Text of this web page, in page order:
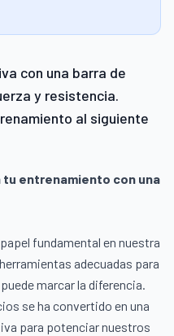
con una barra de
y resistencia.
al siguiente
entrenamiento con una
fundamental en nuestra
adecuadas para
marcar la diferencia.
se ha convertido en una
para potenciar nuestros